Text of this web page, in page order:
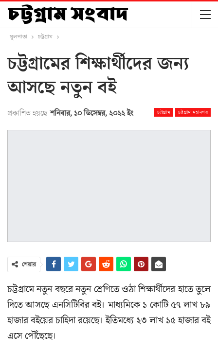
মূলপাতা চট্টগ্রাম
চট্টগ্রামের শিক্ষার্থীদের জন্য
আসছে নতুন বই
চট্টগ্রাম চট্টগ্রাম মহানগর
প্রকাশিত হয়ছে শনিবার, ১০ ডিসেম্বর, ২০২২ ইং
শেয়ার
চট্টগ্রামে নতুন বছরে নতুন শ্রেণিতে ওঠা শিক্ষার্থীদের হাতে তুলে
দিতে আসছে এনসিটিবির বই। মাধ্যমিকে ১ কোটি ৫৭ লাখ ৮৯
হাজার বইয়ের চাহিদা রয়েছে। ইতিমধ্যে ২৩ লাখ ১৫ হাজার বই
এসে পৌঁছেছে।